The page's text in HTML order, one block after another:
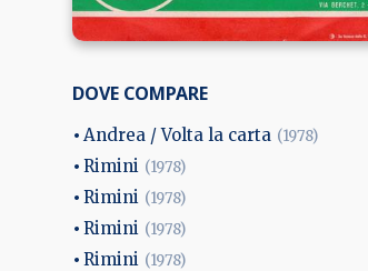
DOVE COMPARE
Andrea / Volta la carta (1978)
Rimini (1978)
Rimini (1978)
Rimini (1978)
Rimini (1978)